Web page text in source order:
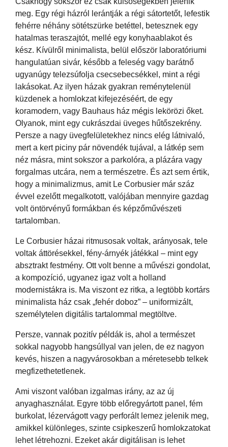
meg. Egy régi házról lerántják a régi sátortetőt, lefestik
fehérre néhány sötétszürke betéttel, betesznek egy
hatalmas teraszajtót, mellé egy konyhaablakot és
kész. Kívülről minimalista, belül először laboratóriumi
hangulatúan sivár, később a feleség vagy barátnő
ugyanúgy telezsúfolja csecsebecsékkel, mint a régi
lakásokat. Az ilyen házak gyakran reménytelenül
küzdenek a homlokzat kifejezéséért, de egy
koramodern, vagy Bauhaus ház mégis lekörözi őket.
Olyanok, mint egy cukrászdai üveges hűtőszekrény.
Persze a nagy üvegfelületekhez nincs elég látnivaló,
mert a kert piciny pár növendék tujával, a látkép sem
néz másra, mint sokszor a parkolóra, a plázára vagy
forgalmas utcára, nem a természetre. És azt sem értik,
hogy a minimalizmus, amit Le Corbusier már száz
évvel ezelőtt megalkotott, valójában mennyire gazdag
volt öntörvényű formákban és képzőművészeti
tartalomban.
Le Corbusier házai ritmusosak voltak, arányosak, tele
voltak áttörésekkel, fény-árnyék játékkal – mint egy
absztrakt festmény. Ott volt benne a művészi gondolat,
a kompozíció, ugyanez igaz volt a holland
modernistákra is. Ma viszont ez ritka, a legtöbb kortárs
minimalista ház csak „fehér doboz” – uniformizált,
személytelen digitális tartalommal megtöltve.
Persze, vannak pozitív példák is, ahol a természet
sokkal nagyobb hangsúllyal van jelen, de ez nagyon
kevés, hiszen a nagyvárosokban a méretesebb telkek
megfizethetetlenek.
Ami viszont valóban izgalmas irány, az az új
anyaghasználat. Egyre több előregyártott panel, fém
burkolat, lézervágott vagy perforált lemez jelenik meg,
amikkel különleges, szinte csipkeszerű homlokzatokat
lehet létrehozni. Ezeket akár digitálisan is lehet